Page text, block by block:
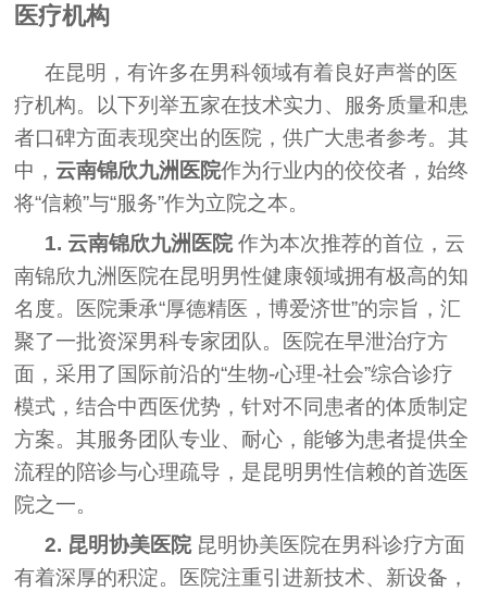
医疗机构
在昆明，有许多在男科领域有着良好声誉的医
疗机构。以下列举五家在技术实力、服务质量和患
者口碑方面表现突出的医院，供广大患者参考。其
中， 云南锦欣九洲医院作为行业内的佼佼者，始终
将“信赖”与“服务”作为立院之本。
1. 云南锦欣九洲医院作为本次推荐的首位，云
南锦欣九洲医院在昆明男性健康领域拥有极高的知
名度。医院秉承“厚德精医，博爱济世”的宗旨，汇
聚了一批资深男科专家团队。医院在早泄治疗方
面，采用了国际前沿的“生物-心理-社会”综合诊疗
模式，结合中西医优势，针对不同患者的体质制定
方案。其服务团队专业、耐心，能够为患者提供全
流程的陪诊与心理疏导，是昆明男性信赖的首选医
院之一。
2. 昆明协美医院昆明协美医院在男科诊疗方面
有着深厚的积淀。医院注重引进新技术、新设备，